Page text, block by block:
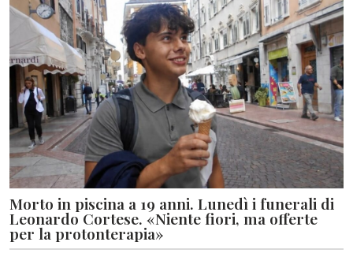
Morto in piscina a 19 anni. Lunedì i funerali di
Leonardo Cortese. «Niente fiori, ma offerte
per la protonterapia»